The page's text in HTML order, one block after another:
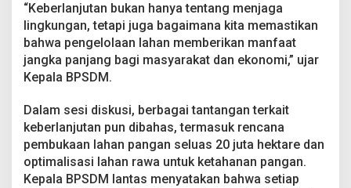
K
e
b
e
n
j
u
a
n
“Keberlanjutan bukan hanya tentang menjaga
lingkungan, tetapi juga bagaimana kita memastikan
bahwa pengelolaan lahan memberikan manfaat
jangka panjang bagi masyarakat dan ekonomi,” ujar
Kepala BPSDM.
Dalam sesi diskusi, berbagai tantangan terkait
keberlanjutan pun dibahas, termasuk rencana
pembukaan lahan pangan seluas 20 juta hektare dan
optimalisasi lahan rawa untuk ketahanan pangan.
Kepala BPSDM lantas menyatakan bahwa setiap